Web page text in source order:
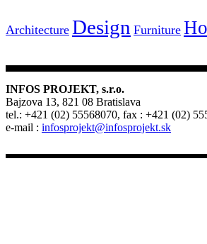
Architecture Design Furniture
INFOS PROJEKT, s.r.o.
Bajzova 13, 821 08 Bratislava
tel.: +421 (02) 55568070, fax : +421 (02)
e-mail : infosprojekt@infosprojekt.sk